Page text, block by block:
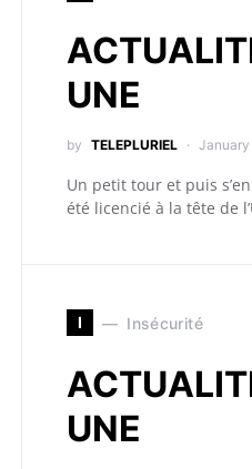
UNE
by TELEPLURIEL
Un petit tour et puis
été licencié à la tête de
I Insécurité
UNE